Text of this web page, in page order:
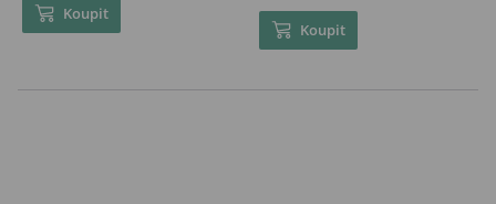
Koupit
Koupit